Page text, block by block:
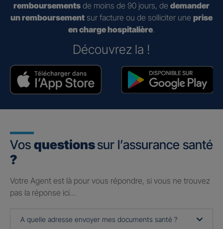
remboursements de moins de 90 jours, de demander
un remboursement sur facture ou de solliciter une prise
en charge hospitalière.
Découvrez la !
Vos questionssur l’assurance santé
?
Votre Agent est là pour vous répondre, si vous ne trouvez
pas la réponse ici…
A quelle adresse envoyer mes documents santé ?